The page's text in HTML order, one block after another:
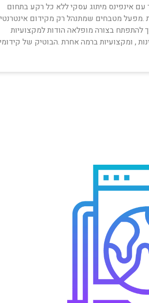
אתר עם אינפינס מיתוג עסקי ללא כל רקע בתחום
.מפעל מטבחים שמתנהל רק מקידום אינטרנטי
להתפתח בצורה מופלאה הודות למקצועיות
, ומקצועיות ברמה אחרת .הבוטיק של קידומי